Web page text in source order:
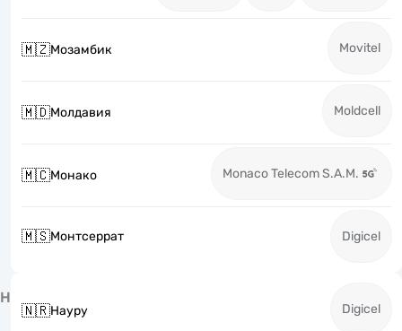
🇲🇿Мозамбик Movitel
🇲🇩Молдавия Moldcell
🇲🇨Монако Monaco Telecom S.A.M.
🇲🇸Монтсеррат Digicel
Н
🇳🇷Науру Digicel